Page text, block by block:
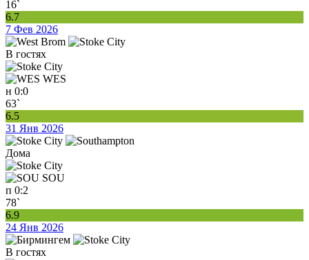
16`
6.7
7 Фев 2026
В гостях
WES
н 0:0
63`
6.5
31 Янв 2026
Дома
SOU
п 0:2
78`
6.9
24 Янв 2026
В гостях